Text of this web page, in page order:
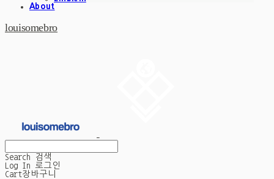
About
louisomebro
Search
검색
Log In
로그인
Cart장바구니